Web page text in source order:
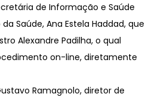
de Informação e Saúde
Saúde, Ana Estela Haddad, que
Alexandre Padilha, o qual
on-line, diretamente
Ramagnolo, diretor de